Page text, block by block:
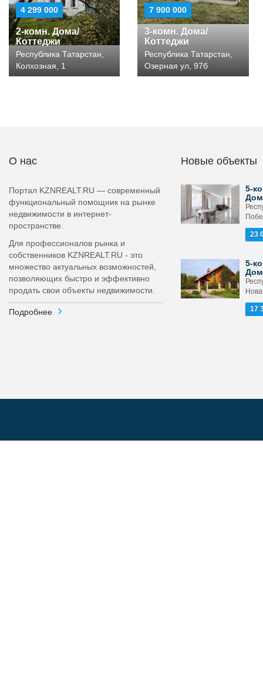
4 299 000
2-комн. Дома/
Коттеджи
Республика Татарстан,
Колхозная, 1
7 900 000
3-комн. Дома/
Коттеджи
Республика Татарстан,
Озерная ул, 97б
О нас
Портал KZNREALT.RU — современный
функциональный помощник на рынке
недвижимости в интернет-
пространстве.
Для профессионалов рынка и
собственников KZNREALT.RU - это
множество актуальных возможностей,
позволяющих быстро и эффективно
продать свои объекты недвижимости.
Подробнее
Новые объекты
5-
23
5-
17